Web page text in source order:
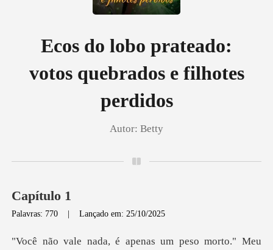
Histórico
Sair
Ecos do lobo prateado:
votos quebrados e filhotes
perdidos
Autor: Betty
Capítulo 1
Palavras: 770 |Lançado em: 25/10/2025
Meu